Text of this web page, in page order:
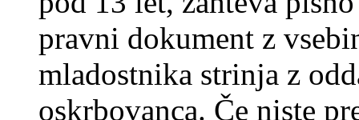
pravni dokument z
mladostnika strinja z
oskrbovanca. Če niste